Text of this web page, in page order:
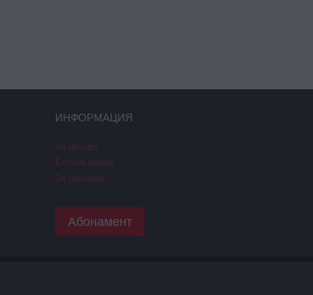
ИНФОРМАЦИЯ
За автори
Етични норми
За реклама
Абонамент